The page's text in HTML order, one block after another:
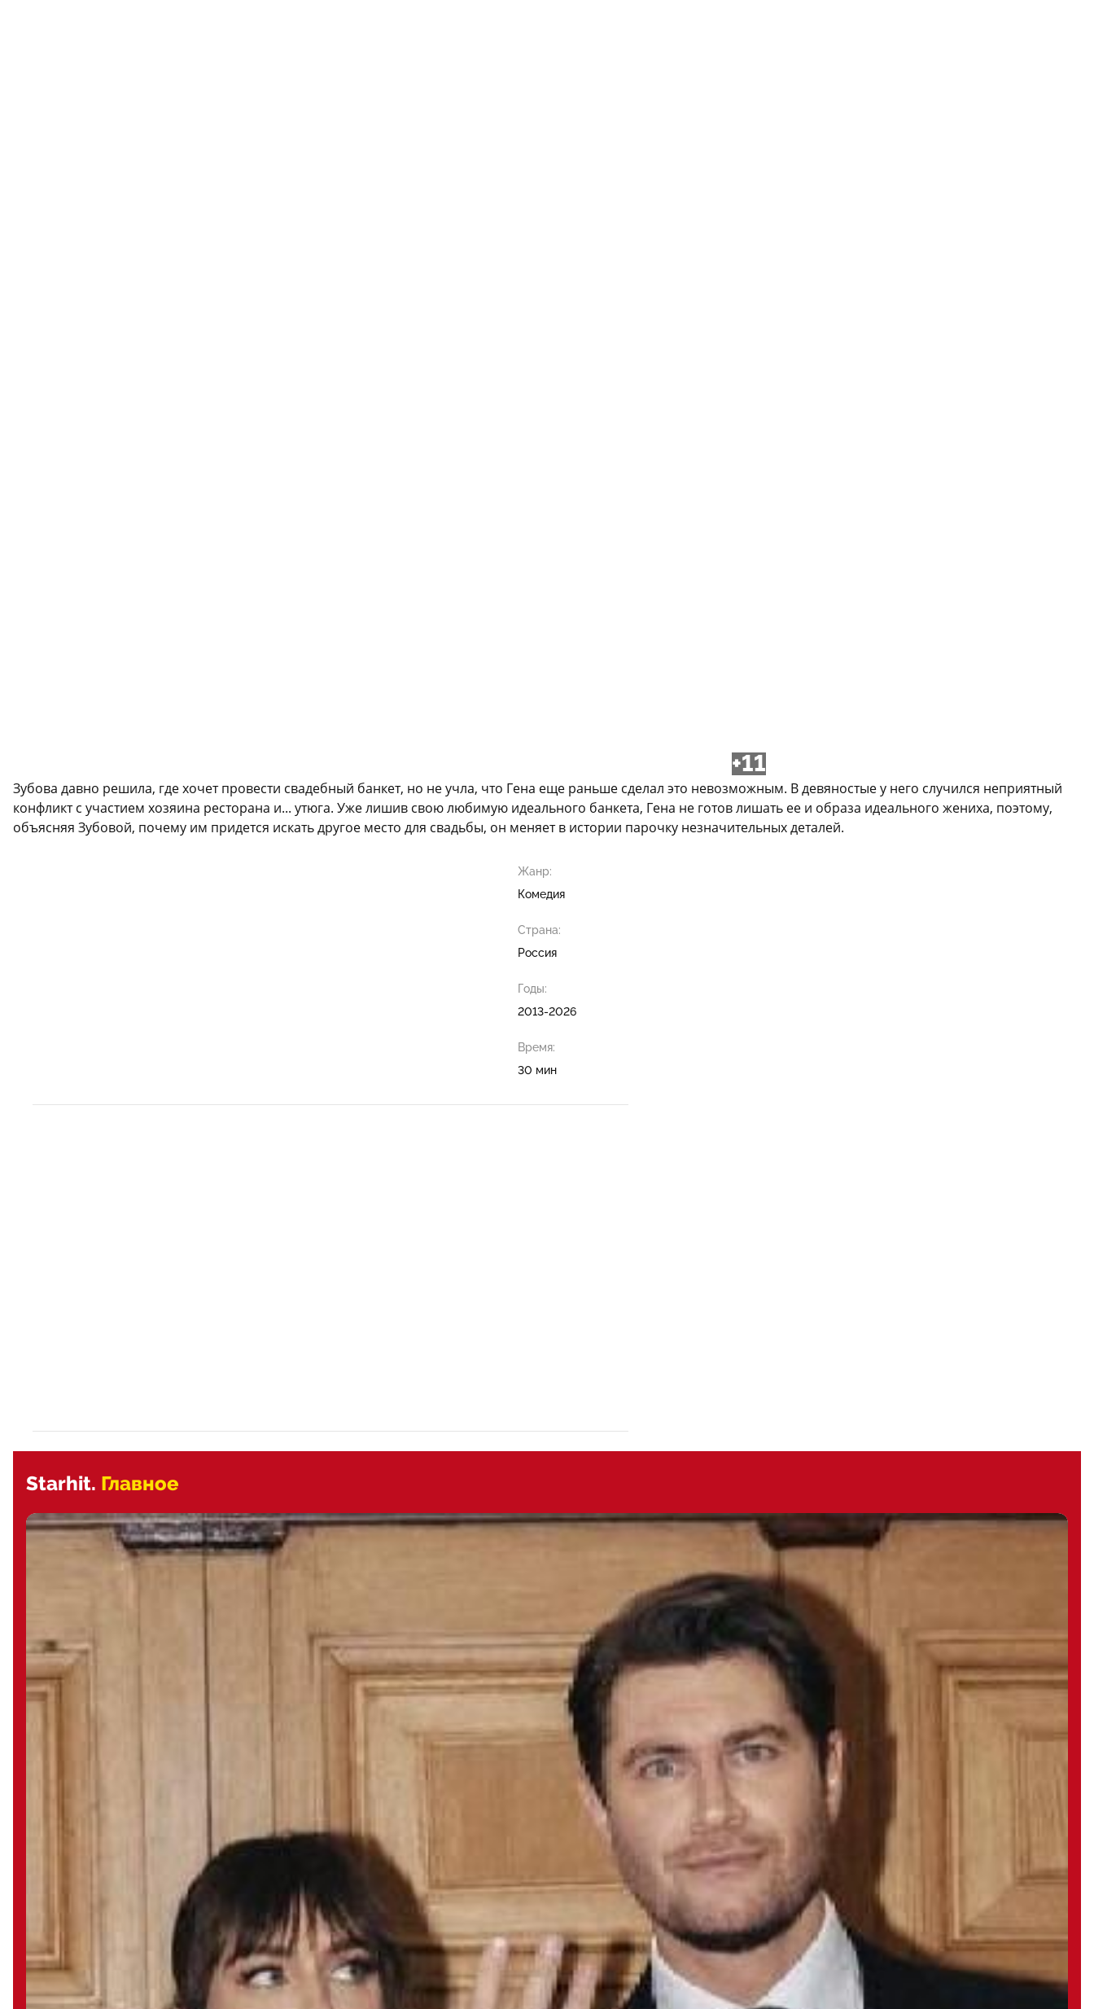
+11
Зубова давно решила, где хочет провести свадебный банкет, но не учла, что Гена еще раньше сделал это невозможным. В девяностые у него случился неприятный
конфликт с участием хозяина ресторана и... утюга. Уже лишив свою любимую идеального банкета, Гена не готов лишать ее и образа идеального жениха, поэтому,
объясняя Зубовой, почему им придется искать другое место для свадьбы, он меняет в истории парочку незначительных деталей.
Жанр:
Комедия
Страна:
Россия
Годы:
2013-2026
Время:
30 мин
Starhit. Главное